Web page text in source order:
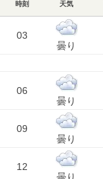
時刻 天気
03
曇り
06
曇り
09
曇り
12